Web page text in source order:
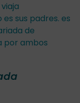
sus padres. es
de
por ambos